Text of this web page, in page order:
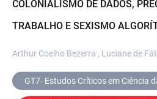
COLONIALISMO DE DADOS,
TRABALHO E SEXISMO
Arthur Coelho Bezerra , Luciane de
GT7- Estudos Críticos em Ciência